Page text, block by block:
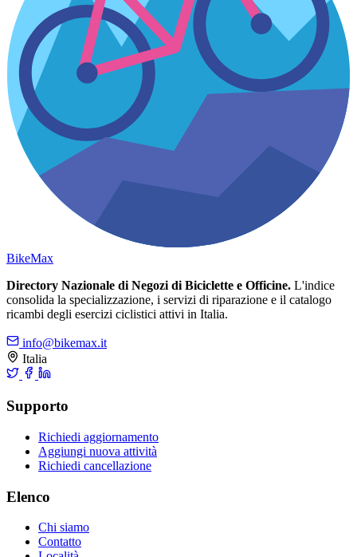
BikeMax
Directory Nazionale di Negozi di Biciclette e Officine. L'indice
consolida la specializzazione, i servizi di riparazione e il catalogo
ricambi degli esercizi ciclistici attivi in Italia.
info@bikemax.it
Italia
Supporto
Richiedi aggiornamento
Aggiungi nuova attività
Richiedi cancellazione
Elenco
Chi siamo
Contatto